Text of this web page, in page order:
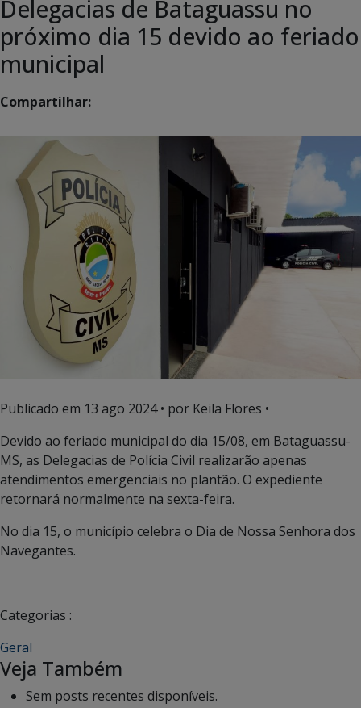
Delegacias de Bataguassu no
próximo dia 15 devido ao feriado
municipal
Compartilhar:
Publicado em 13 ago 2024• por Keila Flores •
Devido ao feriado municipal do dia 15/08, em Bataguassu-
MS, as Delegacias de Polícia Civil realizarão apenas
atendimentos emergenciais no plantão. O expediente
retornará normalmente na sexta-feira.
No dia 15, o município celebra o Dia de Nossa Senhora dos
Navegantes.
Categorias :
Geral
Veja Também
Sem posts recentes disponíveis.